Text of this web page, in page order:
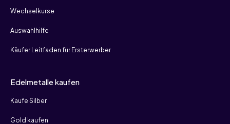
Wechselkurse
Auswahlhilfe
Käufer Leitfaden für Ersterwerber
Edelmetalle kaufen
Kaufe Silber
Gold kaufen